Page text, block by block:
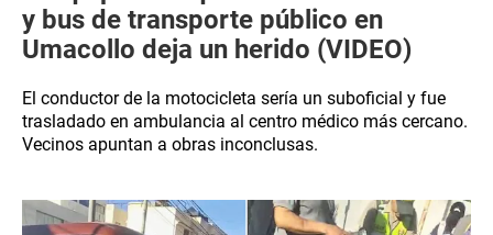
y bus de transporte público en
Umacollo deja un herido (VIDEO)
El conductor de la motocicleta sería un suboficial y fue
trasladado en ambulancia al centro médico más cercano.
Vecinos apuntan a obras inconclusas.